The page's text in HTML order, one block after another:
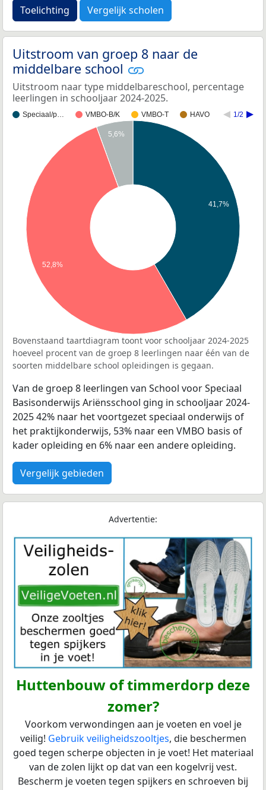
Toelichting Vergelijk scholen
Uitstroom van groep 8 naar de
middelbare school
Uitstroom naar type middelbareschool, percentage
leerlingen in schooljaar 2024-2025.
Speciaal/p… VMBO-B/K VMBO-T HAVO 1/2
41,7%
5,6%
52,8%
Bovenstaand taartdiagram toont voor schooljaar 2024-2025
hoeveel procent van de groep 8 leerlingen naar één van de
soorten middelbare school opleidingen is gegaan.
Van de groep 8 leerlingen van School voor Speciaal
Basisonderwijs Ariënsschool ging in schooljaar 2024-
2025 42% naar het voortgezet speciaal onderwijs of
het praktijkonderwijs, 53% naar een VMBO basis of
kader opleiding en 6% naar een andere opleiding.
Vergelijk gebieden
Advertentie:
Huttenbouw of timmerdorp deze
zomer?
Voorkom verwondingen aan je voeten en voel je
veilig! Gebruik veiligheidszooltjes, die beschermen
goed tegen scherpe objecten in je voet! Het materiaal
van de zolen lijkt op dat van een kogelvrij vest.
Bescherm je voeten tegen spijkers en schroeven bij